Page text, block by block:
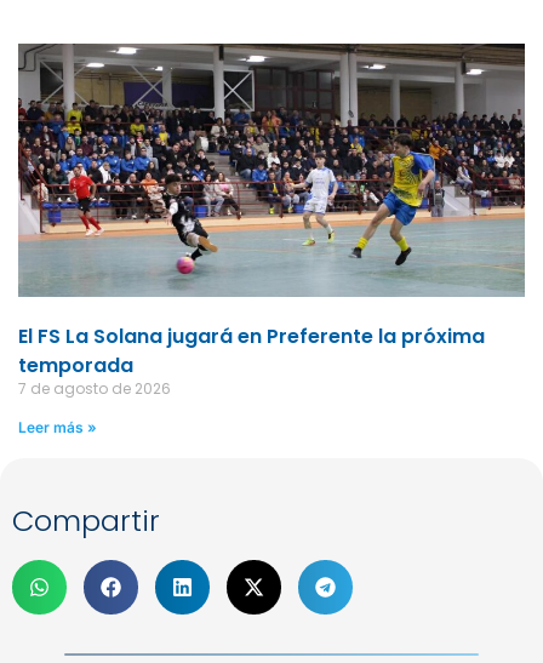
El FS La Solana jugará en Preferente la próxima
temporada
7 de agosto de 2026
Leer más »
Compartir